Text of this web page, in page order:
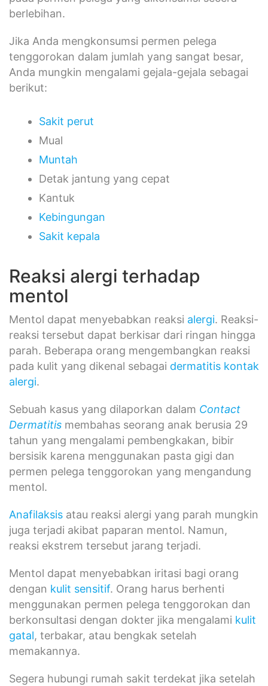
berlebihan.
Jika Anda mengkonsumsi permen pelega
tenggorokan dalam jumlah yang sangat besar,
Anda mungkin mengalami gejala-gejala sebagai
berikut:
Sakit perut
Mual
Muntah
Detak jantung yang cepat
Kantuk
Kebingungan
Sakit kepala
Reaksi alergi terhadap
mentol
Mentol dapat menyebabkan reaksi alergi. Reaksi-
reaksi tersebut dapat berkisar dari ringan hingga
parah. Beberapa orang mengembangkan reaksi
pada kulit yang dikenal sebagai dermatitis kontak
alergi.
Sebuah kasus yang dilaporkan dalam Contact
Dermatitis membahas seorang anak berusia 29
tahun yang mengalami pembengkakan, bibir
bersisik karena menggunakan pasta gigi dan
permen pelega tenggorokan yang mengandung
mentol.
Anafilaksis atau reaksi alergi yang parah mungkin
juga terjadi akibat paparan mentol. Namun,
reaksi ekstrem tersebut jarang terjadi.
Mentol dapat menyebabkan iritasi bagi orang
dengan kulit sensitif. Orang harus berhenti
menggunakan permen pelega tenggorokan dan
berkonsultasi dengan dokter jika mengalami kulit
gatal, terbakar, atau bengkak setelah
memakannya.
Segera hubungi rumah sakit terdekat jika setelah